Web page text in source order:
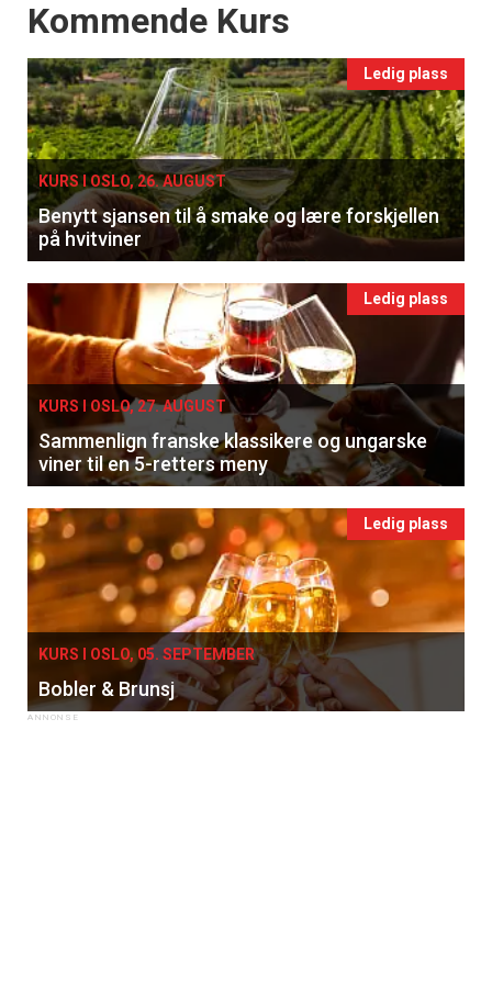
Events
Kommende Kurs
Ledig plass
KURS I OSLO, 26. AUGUST
Benytt sjansen til å smake og lære forskjellen
på hvitviner
Ledig plass
KURS I OSLO, 27. AUGUST
Sammenlign franske klassikere og ungarske
viner til en 5-retters meny
Ledig plass
KURS I OSLO, 05. SEPTEMBER
Bobler & Brunsj